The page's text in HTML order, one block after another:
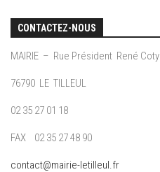
CONTACTEZ-NOUS
MAIRIE – Rue Président René Coty
76790 LE TILLEUL
02 35 27 01 18
FAX 02 35 27 48 90
contact@mairie-letilleul.fr